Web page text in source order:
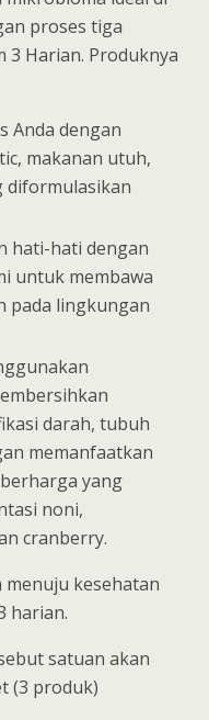
proses tiga
3 Harian. Produknya
Anda dengan
makanan utuh,
diformulasikan
hati-hati dengan
untuk membawa
pada lingkungan
darah, tubuh
memanfaatkan
yang
noni,
cranberry.
kesehatan
harian.
satuan akan
(3 produk)